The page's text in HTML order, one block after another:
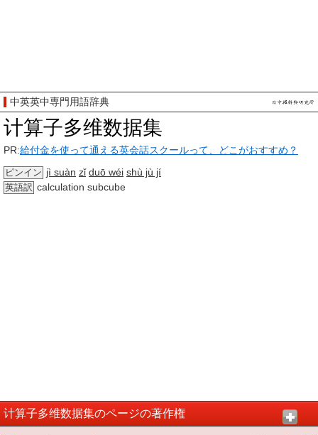
中英英中専門用語辞典
计算子多维数据集
PR:給付金を使って通える英会話スクールって、どこがおすすめ？
ピンイン jì suàn zǐ duō wéi shù jù jí
英語訳 calculation subcube
计算子多维数据集のページの著作権